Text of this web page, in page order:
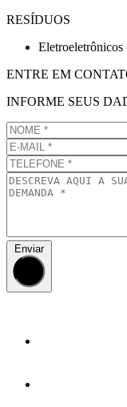
RESÍDUOS
Eletroeletrônicos
ENTRE EM
INFORME SEUS
Enviar